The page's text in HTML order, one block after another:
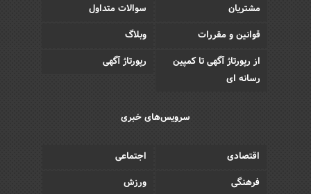
مشتریان
سوالات متداول
قوانین و مقررات
وبلاگ
از رپورتاژ آگهی تا کمپین
رسانه ای
رپورتاژ آگهی
سرویس‌های خبری
اقتصادی
اجتماعی
فرهنگی
ورزش